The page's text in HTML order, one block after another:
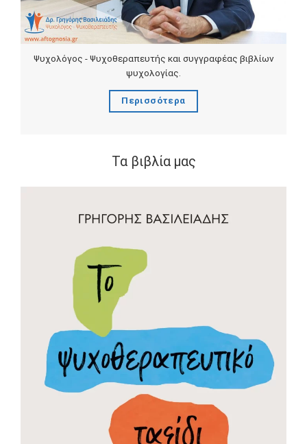
Ψυχολόγος - Ψυχοθεραπευτής και συγγραφέας βιβλίων
ψυχολογίας.
Περισσότερα
Τα βιβλία μας